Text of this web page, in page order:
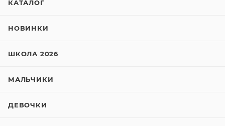
КАТАЛОГ
НОВИНКИ
ШКОЛА 2026
МАЛЬЧИКИ
ДЕВОЧКИ